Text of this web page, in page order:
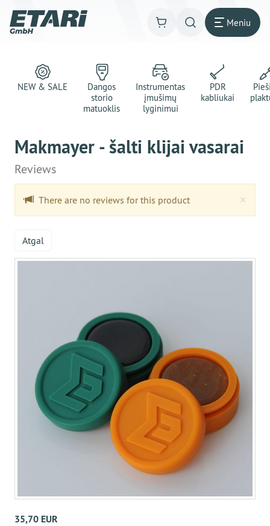
Meniu
NEW & SALE
Dangos
storio
matuoklis
Instrumentas
įmušimų
lyginimui
PDR
kabliukai
Makmayer - šalti klijai vasarai
Reviews
×
There are no reviews for this product
Atgal
35,70 EUR